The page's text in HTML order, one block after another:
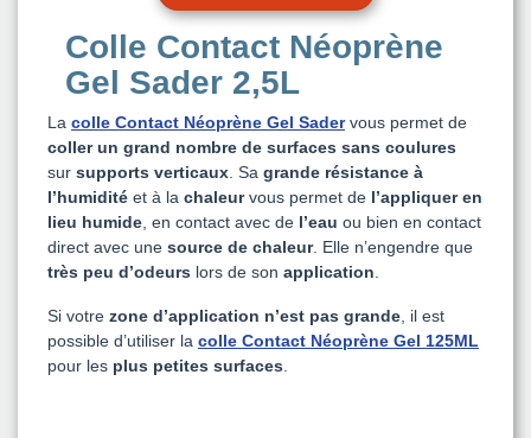
Colle Contact Néoprène
Gel Sader 2,5L
La colle Contact Néoprène Gel Sadervous permet de
coller un grand nombre de surfaces sans coulures
sur supports verticaux . Sa grande résistance à
l’humidité et à la chaleurvous permet de l’appliquer en
lieu humide , en contact avec de l’eau ou bien en contact
direct avec une source de chaleur. Elle n’engendre que
très peu d’odeurs lors de son application
Si votre zone d’application n’est pas grande , il est
possible d’utiliser la colle Contact Néoprène Gel 125ML
pour les plus petites surfaces